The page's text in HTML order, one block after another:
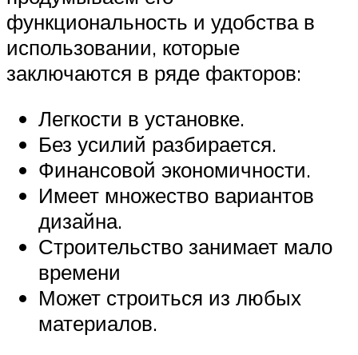
функциональность и удобства в
использовании, которые
заключаются в ряде факторов:
Легкости в установке.
Без усилий разбирается.
Финансовой экономичности.
Имеет множество вариантов
дизайна.
Строительство занимает мало
времени
Может строиться из любых
материалов.